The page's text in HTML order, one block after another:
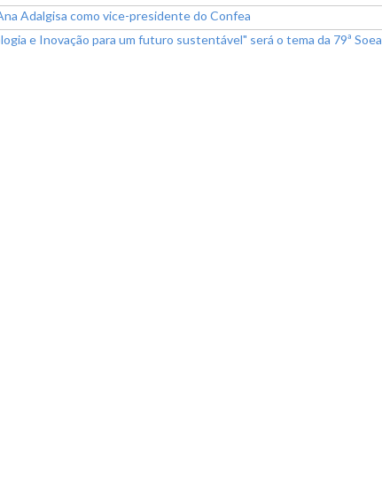
Adalgisa como vice-presidente do Confea
e Inovação para um futuro sustentável" será o tema da 79ª Soea